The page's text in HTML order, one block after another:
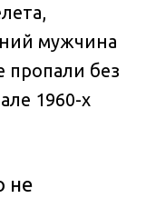
мужчина
пропали без
1960-х
не